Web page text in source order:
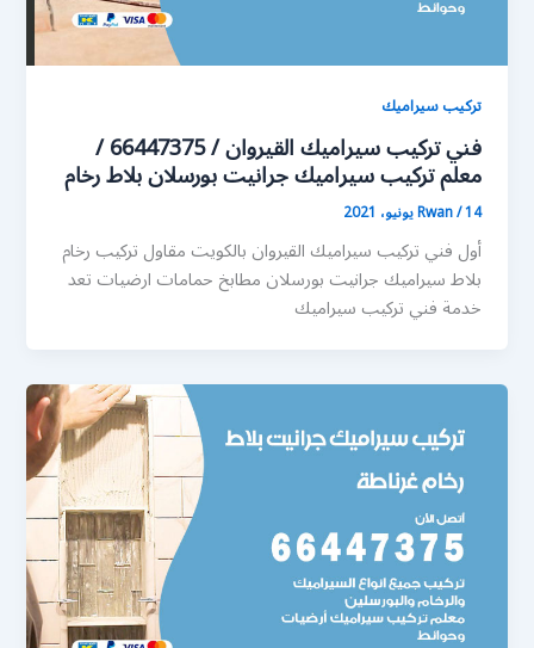
تركيب سيراميك
فني تركيب سيراميك القيروان / 66447375 /
معلم تركيب سيراميك جرانيت بورسلان بلاط رخام
Rwan/14 يونيو، 2021
أول فني تركيب سيراميك القيروان بالكويت مقاول تركيب رخام
بلاط سيراميك جرانيت بورسلان مطابخ حمامات ارضيات تعد
خدمة فني تركيب سيراميك